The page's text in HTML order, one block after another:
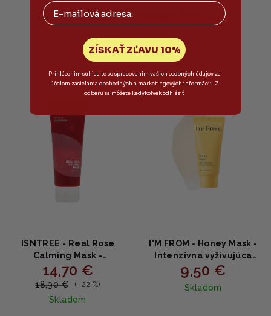
Podobné produkty
ISNTREE - Real Rose
Calming Mask -
Upokojujúca ružová
maska s gélovou
textúrou - 100 ml
14,70 €
18,90 € (–22 %)
Skladom
Novinka
I'M FROM - Honey Mask -
Intenzívna vyživujúca
medová maska 30g
9,50 €
Skladom
Email
ZÍSKAŤ ZĽAVU 10%
Prihlásením súhlasíte so spracovaním vašich osobných údajov za
účelom zasielania obchodných a marketingových informácií. Z
odberu sa môžete kedykoľvek odhlásiť